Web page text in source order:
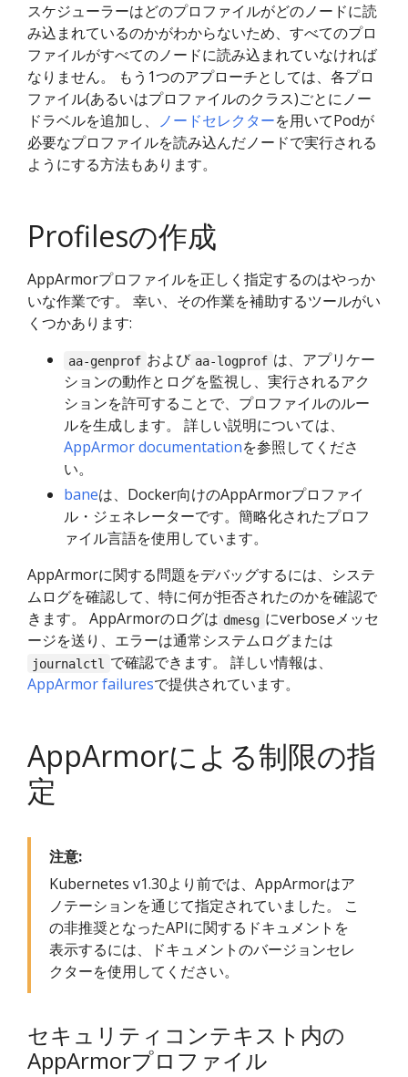
スケジューラーはどのプロファイルがどのノードに読
み込まれているのかがわからないため、すべてのプロ
ファイルがすべてのノードに読み込まれていなければ
なりません。 もう1つのアプローチとしては、各プロ
ファイル(あるいはプロファイルのクラス)ごとにノー
ドラベルを追加し、
ノードセレクターを用いてPodが
必要なプロファイルを読み込んだノードで実行される
ようにする方法もあります。
Profilesの作成
AppArmorプロファイルを正しく指定するのはやっか
いな作業です。 幸い、その作業を補助するツールがい
くつかあります:
aa-genprof および aa-logprof は、アプリケー
ションの動作とログを監視し、実行されるアク
ションを許可することで、プロファイルのルー
ルを生成します。 詳しい説明については、
AppArmor documentationを参照してくださ
い。
baneは、Docker向けのAppArmorプロファイ
ル・ジェネレーターです。簡略化されたプロフ
ァイル言語を使用しています。
AppArmorに関する問題をデバッグするには、システ
ムログを確認して、特に何が拒否されたのかを確認で
きます。 AppArmorのログは dmesg にverboseメッセ
ージを送り、エラーは通常システムログまたは
journalctl
で確認できます。 詳しい情報は、
AppArmor failuresで提供されています。
AppArmorによる制限の指
定
注意:
Kubernetes v1.30より前では、AppArmorはア
ノテーションを通じて指定されていました。 こ
の非推奨となったAPIに関するドキュメントを
表示するには、ドキュメントのバージョンセレ
クターを使用してください。
セキュリティコンテキスト内の
AppArmorプロファイル